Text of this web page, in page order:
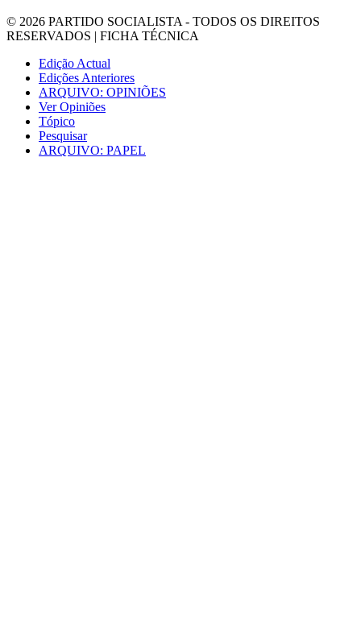
© 2026 PARTIDO SOCIALISTA - TODOS OS DIREITOS
RESERVADOS | FICHA TÉCNICA
Edição Actual
Edições Anteriores
ARQUIVO: OPINIÕES
Ver Opiniões
Tópico
Pesquisar
ARQUIVO: PAPEL